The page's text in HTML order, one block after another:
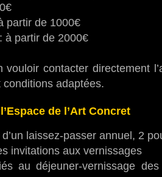
partir de 1000€
à partir de 2000€
vouloir contacter directement
conditions adaptées.
de l’Art Concret
laissez-passer annuel, 2
invitations aux vernissages
au déjeuner-vernissage